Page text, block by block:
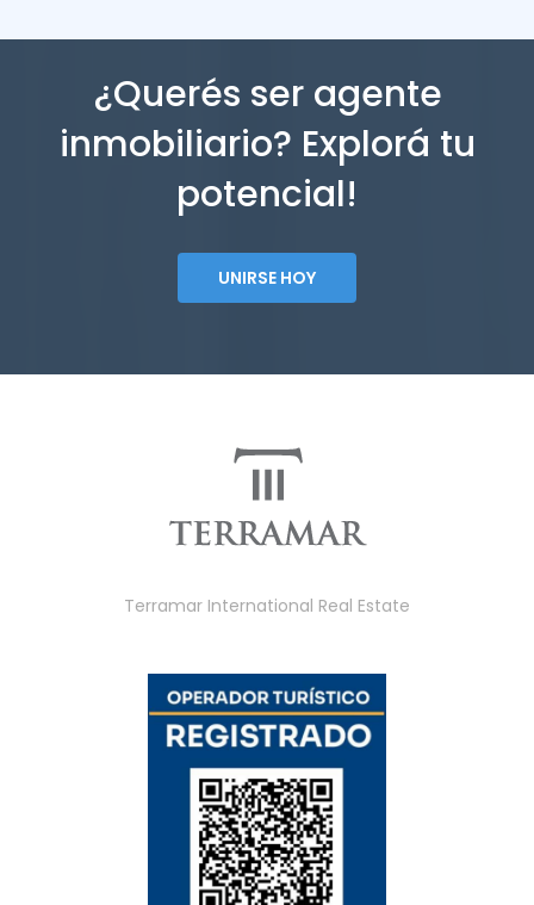
¿Querés ser agente
inmobiliario? Explorá tu
potencial!
UNIRSE HOY
Terramar International Real Estate